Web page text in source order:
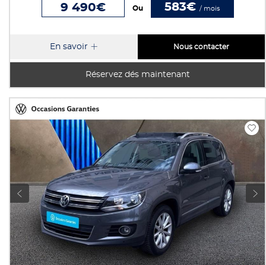
9 490€ Ou 583€ / mois
Réservez dés maintenant
En savoir Nous contacter